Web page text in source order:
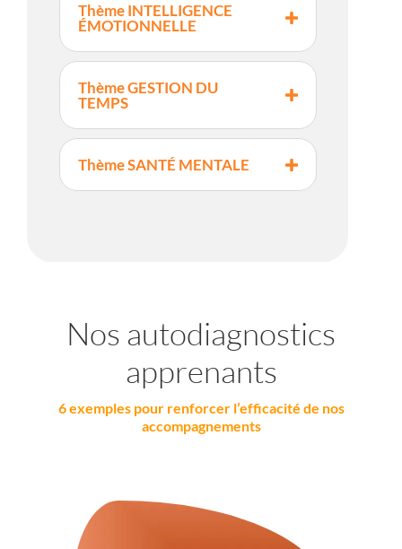
Thème INTELLIGENCE
ÉMOTIONNELLE
Thème GESTION DU
TEMPS
Thème SANTÉ MENTALE
Nos autodiagnostics
apprenants
6 exemples pour renforcer l’efficacité de nos
accompagnements